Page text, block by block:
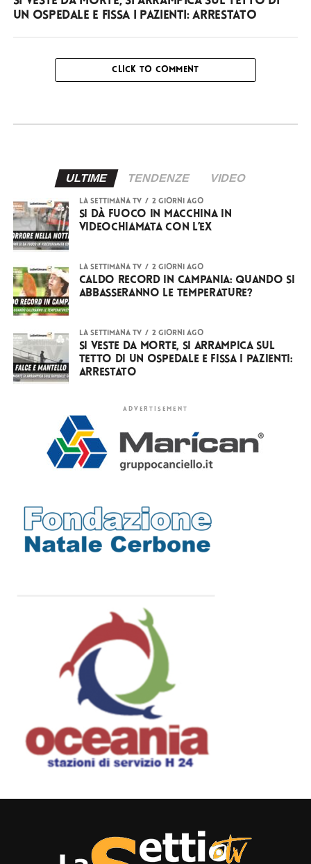
un ospedale e fissa i pazienti: arrestato
CLICK TO COMMENT
ULTIME TENDENZE VIDEO
LA SETTIMANA TV 2 giorni ago
Si dà fuoco in macchina in
videochiamata con l’ex
LA SETTIMANA TV 2 giorni ago
Caldo record in Campania: quando si
abbasseranno le temperature?
LA SETTIMANA TV 2 giorni ago
Si veste da Morte, si arrampica sul
tetto di un ospedale e fissa i pazienti:
arrestato
ADVERTISEMENT